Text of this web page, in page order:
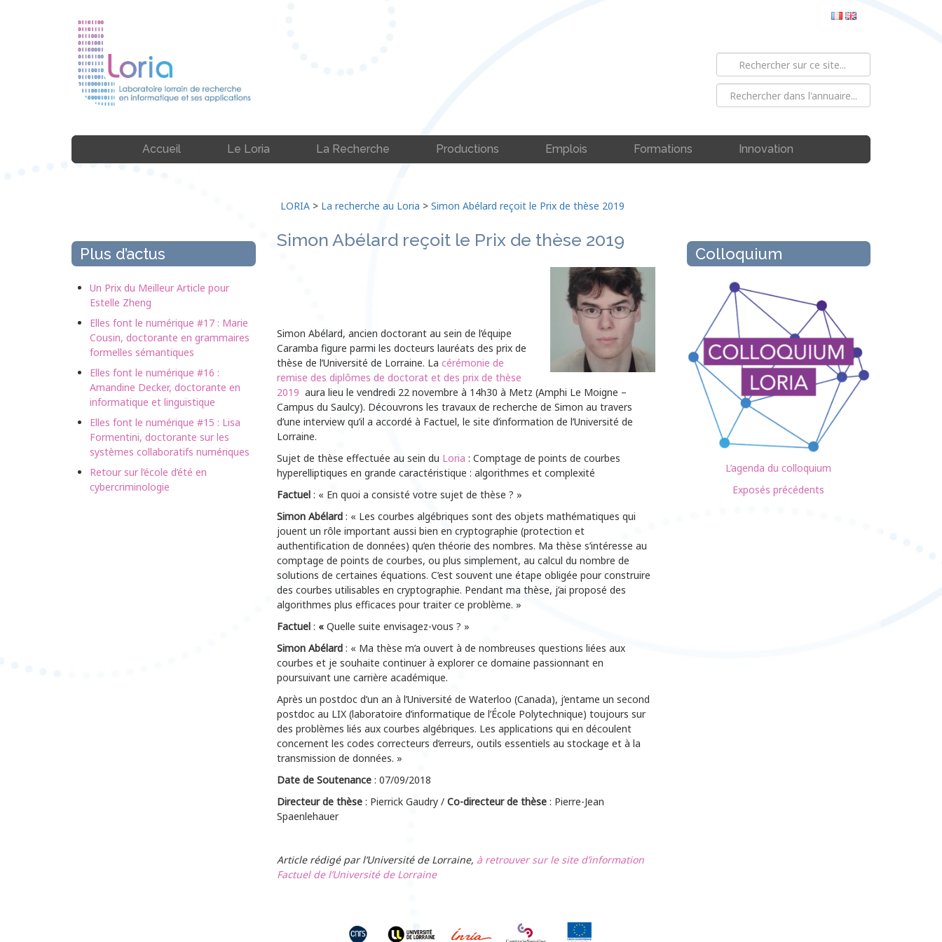
Accueil Le Loria La Recherche Productions Emplois Formations Innovation
LORIA> La recherche au Loria > Simon Abélard reçoit le Prix de thèse 2019
Plus d’actus
Un Prix du Meilleur Article pour
Estelle Zheng
Elles font le numérique #17 : Marie
Cousin, doctorante en grammaires
formelles sémantiques
Elles font le numérique #16 :
Amandine Decker, doctorante en
informatique et linguistique
Elles font le numérique #15 : Lisa
Formentini, doctorante sur les
systèmes collaboratifs numériques
Retour sur l’école d’été en
cybercriminologie
Simon Abélard reçoit le Prix de thèse 2019
Simon Abélard, ancien doctorant au sein de l’équipe
Caramba figure parmi les docteurs lauréats des prix de
thèse de l’Université de Lorraine. La cérémonie de
remise des diplômes de doctorat et des prix de thèse
2019 aura lieu le vendredi 22 novembre à 14h30 à Metz (Amphi Le Moigne –
Campus du Saulcy). Découvrons les travaux de recherche de Simon au travers
d’une interview qu’il a accordé à Factuel, le site d’information de l’Université de
Lorraine.
Sujet de thèse effectuée au sein du Loria : Comptage de points de courbes
hyperelliptiques en grande caractéristique : algorithmes et complexité
Factuel : « En quoi a consisté votre sujet de thèse ? »
Simon Abélard: « Les courbes algébriques sont des objets mathématiques qui
jouent un rôle important aussi bien en cryptographie (protection et
authentification de données) qu’en théorie des nombres. Ma thèse s’intéresse au
comptage de points de courbes, ou plus simplement, au calcul du nombre de
solutions de certaines équations. C’est souvent une étape obligée pour construire
des courbes utilisables en cryptographie. Pendant ma thèse, j’ai proposé des
algorithmes plus efficaces pour traiter ce problème. »
Factuel: « Quelle suite envisagez-vous ? »
Simon Abélard: « Ma thèse m’a ouvert à de nombreuses questions liées aux
courbes et je souhaite continuer à explorer ce domaine passionnant en
poursuivant une carrière académique.
Après un postdoc d’un an à l’Université de Waterloo (Canada), j’entame un second
postdoc au LIX (laboratoire d’informatique de l’École Polytechnique) toujours sur
des problèmes liés aux courbes algébriques. Les applications qui en découlent
concernent les codes correcteurs d’erreurs, outils essentiels au stockage et à la
transmission de données. »
Date de Soutenance: 07/09/2018
Directeur de thèse: Pierrick Gaudry / Co-directeur de thèse: Pierre-Jean
Spaenlehauer
Article rédigé par l’Université de Lorraine, à retrouver sur le site d’information
Factuel de l’Université de Lorraine
Colloquium
L’agenda du colloquium
Exposés précédents